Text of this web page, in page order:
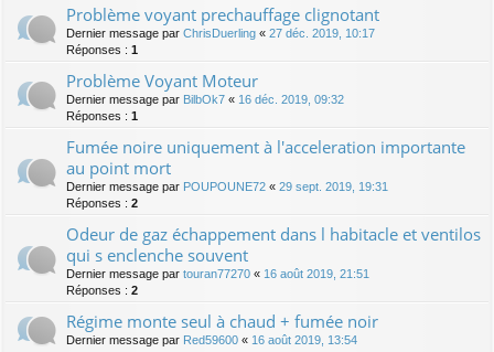
Problème voyant prechauffage clignotant
Dernier message par ChrisDuerling « 27 déc. 2019, 10:17
Réponses : 1
Problème Voyant Moteur
Dernier message par BilbOk7 « 16 déc. 2019, 09:32
Réponses : 1
Fumée noire uniquement à l'acceleration importante
au point mort
Dernier message par POUPOUNE72 « 29 sept. 2019, 19:31
Réponses : 2
Odeur de gaz échappement dans l habitacle et ventilos
qui s enclenche souvent
Dernier message par touran77270 « 16 août 2019, 21:51
Réponses : 2
Régime monte seul à chaud + fumée noir
Dernier message par Red59600 « 16 août 2019, 13:54